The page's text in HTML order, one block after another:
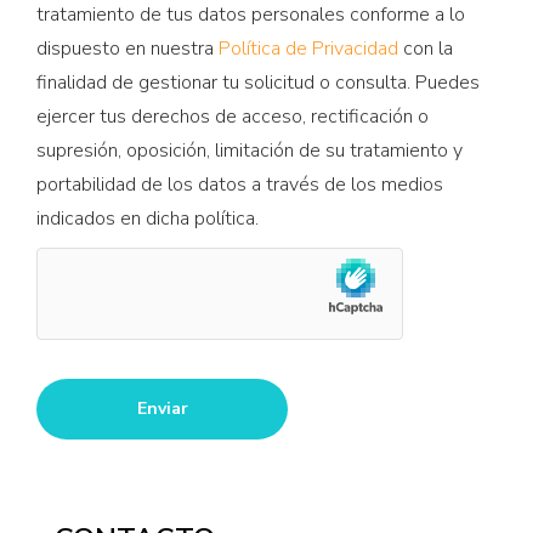
tratamiento de tus datos personales conforme a lo
dispuesto en nuestra Política de Privacidad con la
finalidad de gestionar tu solicitud o consulta. Puedes
ejercer tus derechos de acceso, rectificación o
supresión, oposición, limitación de su tratamiento y
portabilidad de los datos a través de los medios
indicados en dicha política.